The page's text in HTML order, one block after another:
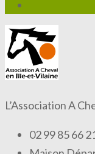
L’Association A
02 99 85 66